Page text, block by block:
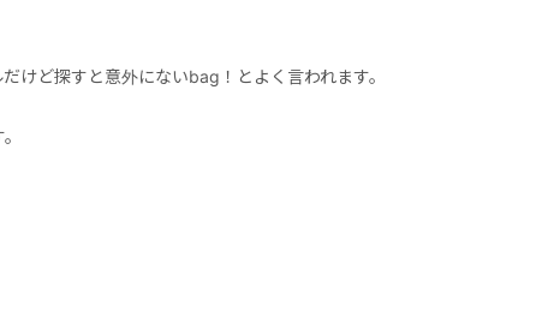
けど探すと意外にないbag！とよく言われます。